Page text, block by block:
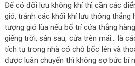
Để có đối lưu không khí thì cần các
gió, tránh các khối khí lưu thông thẳng
tượng gió lùa nếu bố trí cửa thẳng
giếng trời, sân sau, cửa trên mái… là
tích tụ trong nhà có chỗ bốc lên và
được luân chuyển thì không sợ bức bí